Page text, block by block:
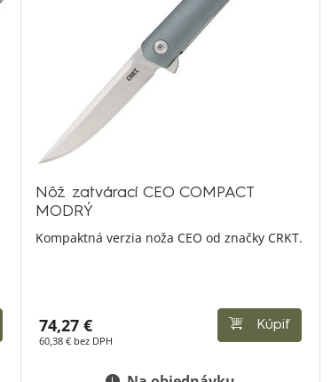
Nôž zatvárací CEO COMPACT
MODRÝ
Kompaktná verzia noža CEO od značky CRKT.
74,27 €
60,38 € bez DPH
Kúpiť